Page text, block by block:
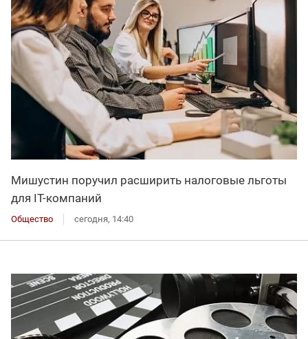
Мишустин поручил расширить налоговые льготы
для IT-компаний
Общество сегодня, 14:40